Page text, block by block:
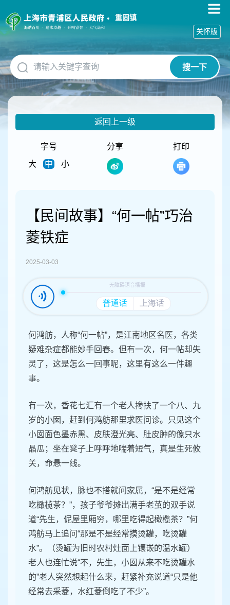
障
碍
作
说
明
跳
到
网
重固镇
搜一下
关怀版
返回上一级
字号
大
中 小
分享 打印
【民间故事】“何一帖”巧治
菱铁症
2025-03-03
何鸿舫，人称“何一帖”，是江南地区名医，各类
疑难杂症都能妙手回春。但有一次，何一帖却失
灵了，这是怎么一回事呢，这里有这么一件趣
事。
有一次，香花七汇有一个老人搀扶了一个八、九
岁的小囡，赶到何鸿舫那里求医问诊。只见这个
小囡面色墨赤黑、皮肤澄光亮、肚皮肿的像只水
晶瓜；坐在凳子上呼呼地喘着短气，真是生死攸
关，命悬一线。
何鸿舫见状，脉也不搭就问家属，“是不是经常
吃橄榄茶？”，孩子爷爷摊出满手老茧的双手说
道“先生，伲屋里厢穷，哪里吃得起橄榄茶？”何
鸿舫马上追问“那是不是经常摸烫罐，吃烫罐
水”。（烫罐为旧时农村灶面上镶嵌的温水罐）
老人也连忙说“不，先生，小囡从来不吃烫罐水
的”老人突然想起什么来，赶紧补充说道“只是他
经常去采菱，水红菱倒吃了不少”。